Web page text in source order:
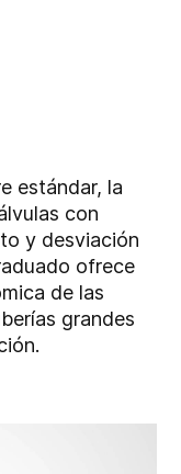
estándar, la
con
y desviación
ofrece
de las
grandes